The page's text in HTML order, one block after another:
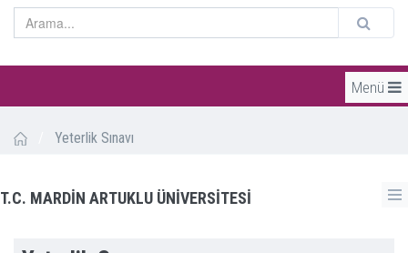
Menü
Yeterlik Sınavı
T.C. MARDİN ARTUKLU ÜNİVERSİTESİ